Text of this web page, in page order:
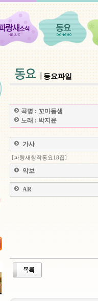
동요파일
곡명 : 꼬마동생
노래 : 박지윤
가사
[파랑새창작동요18집]
악보
AR